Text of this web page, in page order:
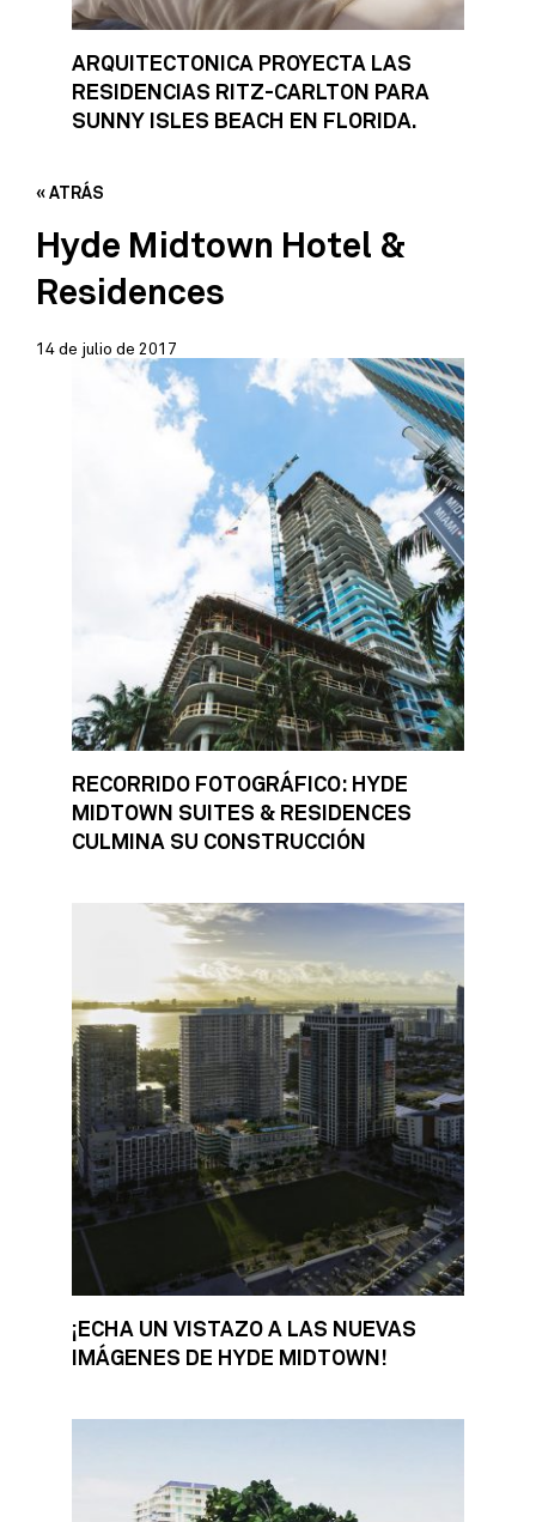
ARQUITECTONICA PROYECTA LAS
RESIDENCIAS RITZ-CARLTON PARA
SUNNY ISLES BEACH EN FLORIDA.
« ATRÁS
Hyde Midtown Hotel &
Residences
14 de julio de 2017
RECORRIDO FOTOGRÁFICO: HYDE
MIDTOWN SUITES & RESIDENCES
CULMINA SU CONSTRUCCIÓN
¡ECHA UN VISTAZO A LAS NUEVAS
IMÁGENES DE HYDE MIDTOWN!